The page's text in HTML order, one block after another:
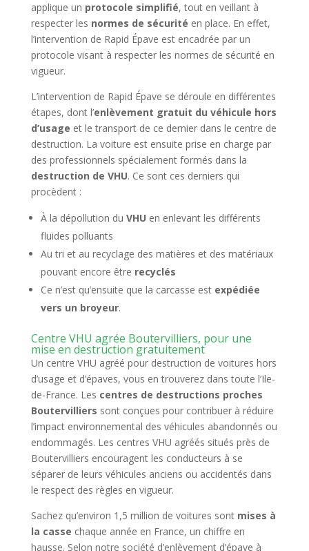
applique un protocole simplifié, tout en veillant à
respecter les normes de sécurité en place. En effet,
l’intervention de Rapid Épave est encadrée par un
protocole visant à respecter les normes de sécurité en
vigueur.
L’intervention de Rapid Épave se déroule en différentes
étapes, dont l’enlèvement gratuit du véhicule hors
d’usage et le transport de ce dernier dans le centre de
destruction. La voiture est ensuite prise en charge par
des professionnels spécialement formés dans la
destruction de VHU. Ce sont ces derniers qui
procèdent :
À la dépollution du VHU en enlevant les différents
fluides polluants
Au tri et au recyclage des matières et des matériaux
pouvant encore être recyclés
Ce n’est qu’ensuite que la carcasse est expédiée
vers un broyeur.
Centre VHU agrée Boutervilliers, pour une
mise en destruction gratuitement
Un centre VHU agréé pour destruction de voitures hors
d’usage et d’épaves, vous en trouverez dans toute l’Ile-
de-France. Les centres de destructions proches
Boutervilliers sont conçues pour contribuer à réduire
l’impact environnemental des véhicules abandonnés ou
endommagés. Les centres VHU agréés situés près de
Boutervilliers encouragent les conducteurs à se
séparer de leurs véhicules anciens ou accidentés dans
le respect des règles en vigueur.
Sachez qu’environ 1,5 million de voitures sont mises à
la casse chaque année en France, un chiffre en
hausse. Selon notre société d’enlèvement d’épave à